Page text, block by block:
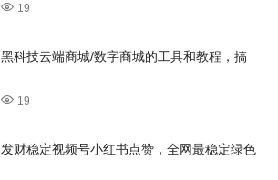
19
黑科技云端商城/数字商城的工具和教程，搞
19
发财稳定视频号小红书点赞，全网最稳定绿色